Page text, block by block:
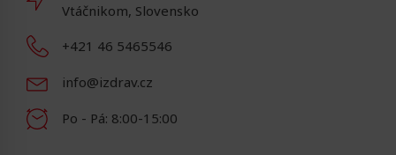
Vtáčnikom, Slovensko
+421 46 5465546
info@izdrav.cz
Po - Pá: 8:00-15:00